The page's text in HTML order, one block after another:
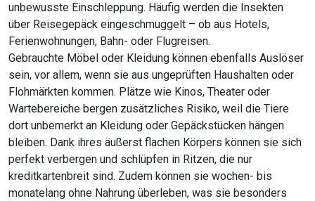
unbewusste Einschleppung. Häufig werden die Insekten
über Reisegepäck eingeschmuggelt – ob aus Hotels,
Ferienwohnungen, Bahn- oder Flugreisen.
Gebrauchte Möbel oder Kleidung können ebenfalls Auslöser
sein, vor allem, wenn sie aus ungeprüften Haushalten oder
Flohmärkten kommen. Plätze wie Kinos, Theater oder
Wartebereiche bergen zusätzliches Risiko, weil die Tiere
dort unbemerkt an Kleidung oder Gepäckstücken hängen
bleiben. Dank ihres äußerst flachen Körpers können sie sich
perfekt verbergen und schlüpfen in Ritzen, die nur
kreditkartenbreit sind. Zudem können sie wochen- bis
monatelang ohne Nahrung überleben, was sie besonders